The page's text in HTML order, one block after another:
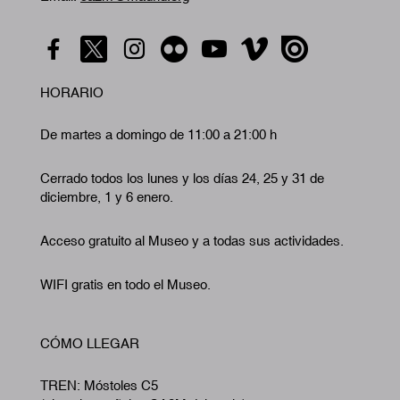
HORARIO
De martes a domingo de 11:00 a 21:00 h
Cerrado todos los lunes y los días 24, 25 y 31 de
diciembre, 1 y 6 enero.
Acceso gratuito al Museo y a todas sus actividades.
WIFI gratis en todo el Museo.
CÓMO LLEGAR
TREN: Móstoles C5